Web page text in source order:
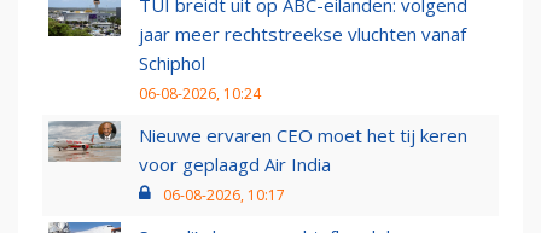
TUI breidt uit op ABC-eilanden: volgend
jaar meer rechtstreekse vluchten vanaf
Schiphol
06-08-2026, 10:24
Nieuwe ervaren CEO moet het tij keren
voor geplaagd Air India
06-08-2026, 10:17